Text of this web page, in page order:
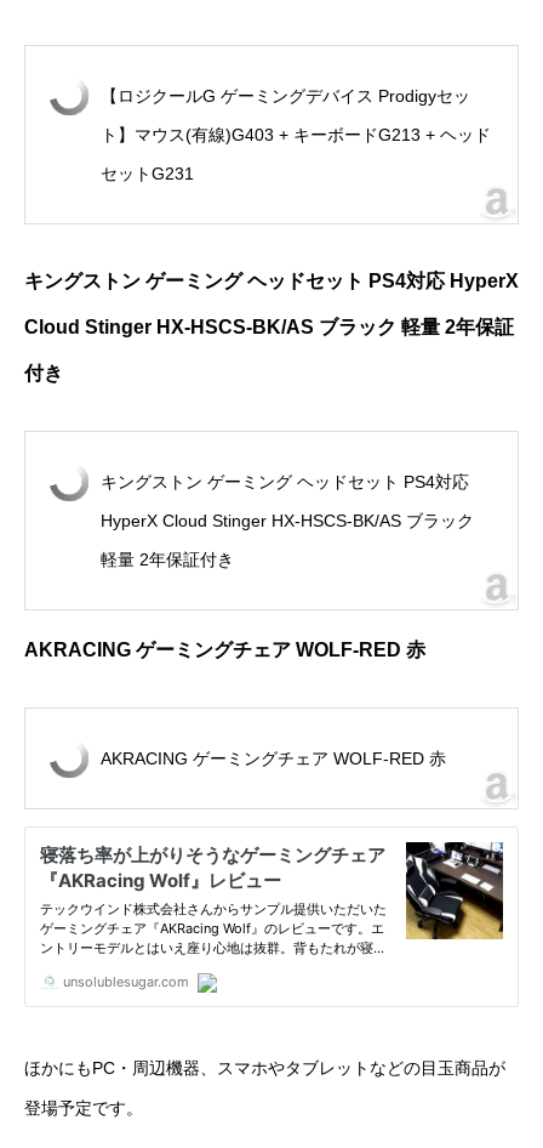
【ロジクールG ゲーミングデバイス Prodigyセッ
ト】マウス(有線)G403 + キーボードG213 + ヘッド
セットG231
キングストン ゲーミング ヘッドセット PS4対応 HyperX
Cloud Stinger HX-HSCS-BK/AS ブラック 軽量 2年保証
付き
キングストン ゲーミング ヘッドセット PS4対応
HyperX Cloud Stinger HX-HSCS-BK/AS ブラック
軽量 2年保証付き
AKRACING ゲーミングチェア WOLF-RED 赤
AKRACING ゲーミングチェア WOLF-RED 赤
ほかにもPC・周辺機器、スマホやタブレットなどの目玉商品が
登場予定です。